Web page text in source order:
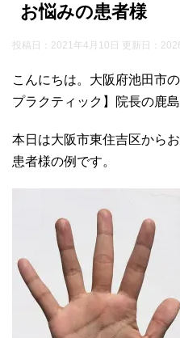
お悩みの患者様
投稿日：2021年4月10日 更新日：
こんにちは。大阪府池田市
プラクティック】院長の鹿島
本日は大阪市東住吉区からお
患者様の例です。